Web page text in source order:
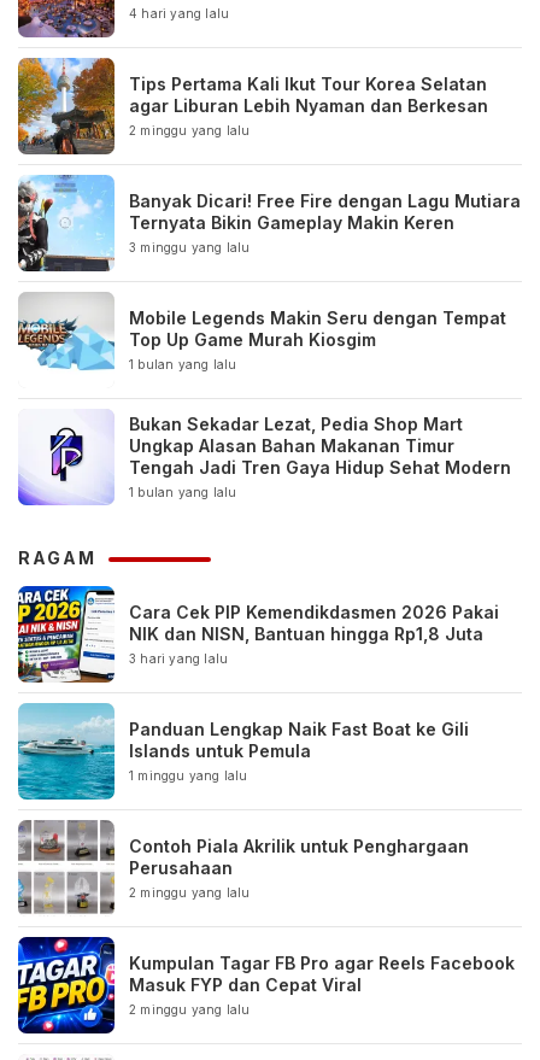
4 hari yang lalu
Tips Pertama Kali Ikut Tour Korea Selatan
agar Liburan Lebih Nyaman dan Berkesan
2 minggu yang lalu
Banyak Dicari! Free Fire dengan Lagu Mutiara
Ternyata Bikin Gameplay Makin Keren
3 minggu yang lalu
Mobile Legends Makin Seru dengan Tempat
Top Up Game Murah Kiosgim
1 bulan yang lalu
Bukan Sekadar Lezat, Pedia Shop Mart
Ungkap Alasan Bahan Makanan Timur
Tengah Jadi Tren Gaya Hidup Sehat Modern
1 bulan yang lalu
RAGAM
Cara Cek PIP Kemendikdasmen 2026 Pakai
NIK dan NISN, Bantuan hingga Rp1,8 Juta
3 hari yang lalu
Panduan Lengkap Naik Fast Boat ke Gili
Islands untuk Pemula
1 minggu yang lalu
Contoh Piala Akrilik untuk Penghargaan
Perusahaan
2 minggu yang lalu
Kumpulan Tagar FB Pro agar Reels Facebook
Masuk FYP dan Cepat Viral
2 minggu yang lalu